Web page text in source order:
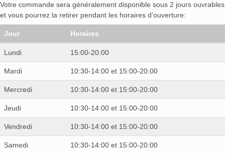
Votre commande sera généralement disponible sous 2 jours ouvrables
et vous pourrez la retirer pendant les horaires d’ouverture:
Jour Horaires
Lundi 15:00-20:00
Mardi 10:30-14:00 et 15:00-20:00
Mercredi 10:30-14:00 et 15:00-20:00
Jeudi 10:30-14:00 et 15:00-20:00
Vendredi 10:30-14:00 et 15:00-20:00
Samedi 10:30-14:00 et 15:00-20:00